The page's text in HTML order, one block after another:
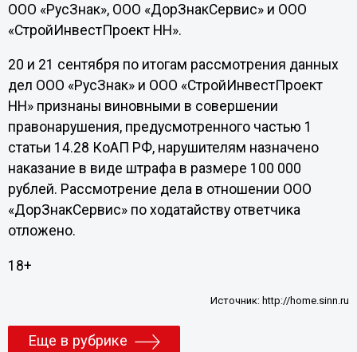
ООО «РусЗнак», ООО «ДорЗнакСервис» и ООО
«СтройИнвестПроект НН».
20 и 21 сентября по итогам рассмотрения данных
дел ООО «РусЗнак» и ООО «СтройИнвестПроект
НН» признаны виновными в совершении
правонарушения, предусмотренного частью 1
статьи 14.28 КоАП РФ, нарушителям назначено
наказание в виде штрафа в размере 100 000
рублей. Рассмотрение дела в отношении ООО
«ДорЗнакСервис» по ходатайству ответчика
отложено.
18+
Источник:http://home.sinn.ru
Еще в рубрике